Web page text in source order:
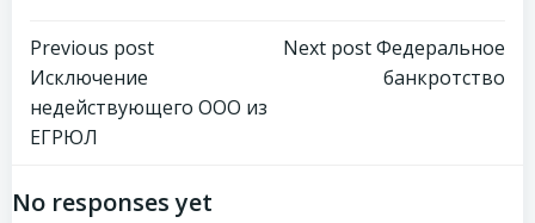
Навигация
по
Previous post
Исключение
недействующего ООО из
ЕГРЮЛ
Навигация
Next postФедеральное
банкротство
No responses yet